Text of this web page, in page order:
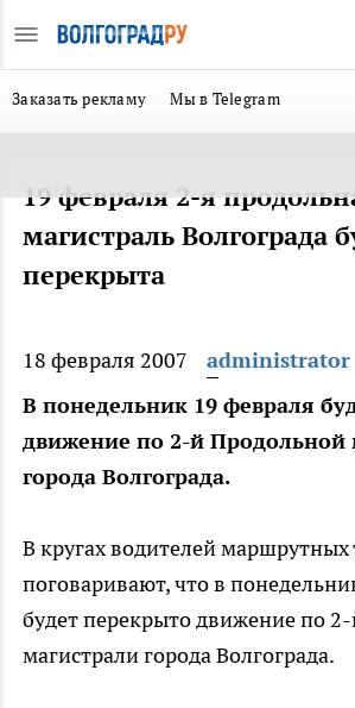
Заказать рекламу Мы в Telegram
19 февраля 2-я
магистраль Волгограда
перекрыта
18 февраля 2007
administrator
В понедельник 19 февраля
движение по 2-й Продольной
города Волгограда.
В кругах водителей маршрутных
поговаривают, что в
будет перекрыто движение по
магистрали города Волгограда.